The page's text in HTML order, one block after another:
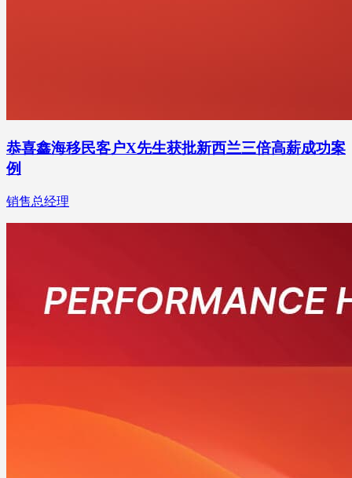
恭喜鑫海移民客户X先生获批新西兰三倍高薪成功案
例
销售总经理